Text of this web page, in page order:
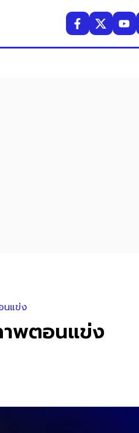
นแข่ง
พตอนแข่ง